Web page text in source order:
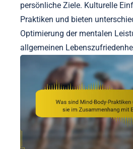
persönliche Ziele. Kulturelle
Praktiken und bieten
Optimierung der mentalen
allgemeinen